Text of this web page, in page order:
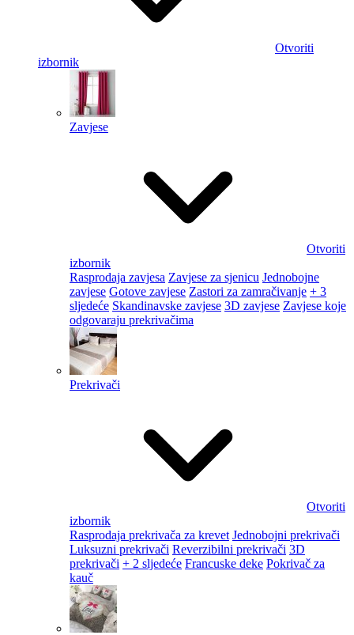
Otvoriti
izbornik
Zavjese
Otvoriti
izbornik
Rasprodaja zavjesa Zavjese za sjenicu Jednobojne
zavjese Gotove zavjese Zastori za zamračivanje + 3
sljedeće Skandinavske zavjese 3D zavjese Zavjese koje
odgovaraju prekrivačima
Prekrivači
Otvoriti
izbornik
Rasprodaja prekrivača za krevet Jednobojni prekrivači
Luksuzni prekrivači Reverzibilni prekrivači 3D
prekrivači + 2 sljedeće Francuske deke Pokrivač za
kauč